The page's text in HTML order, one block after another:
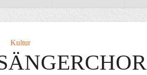
Kultur